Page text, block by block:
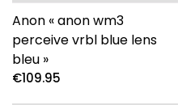
Anon « anon wm3
perceive vrbl blue lens
bleu »
€109.95